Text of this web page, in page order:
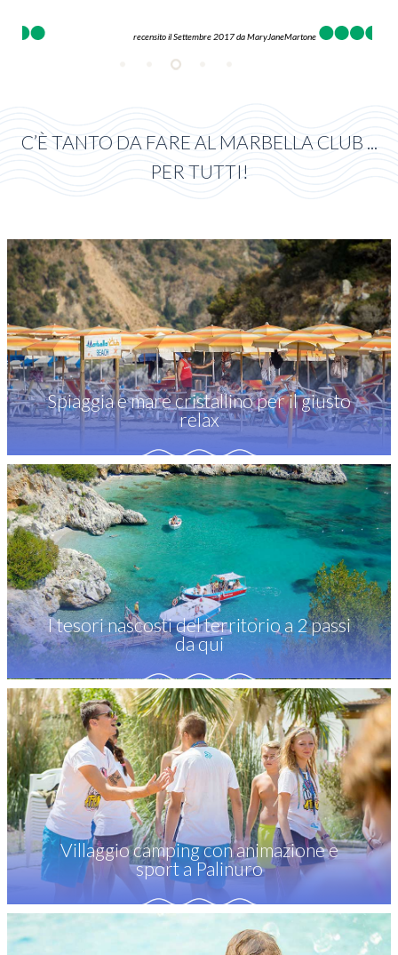
recensito il Settembre 2017 da MaryJaneMartone
C’È TANTO DA FARE AL MARBELLA CLUB ...
PER TUTTI!
Spiaggia e mare cristallino per il giusto
relax
I tesori nascosti del territorio a 2 passi
da qui
Villaggio camping con animazione e
sport a Palinuro